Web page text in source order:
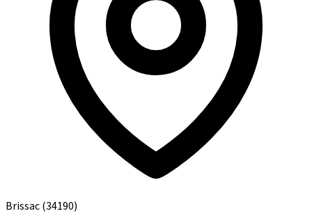
Brissac(34190)